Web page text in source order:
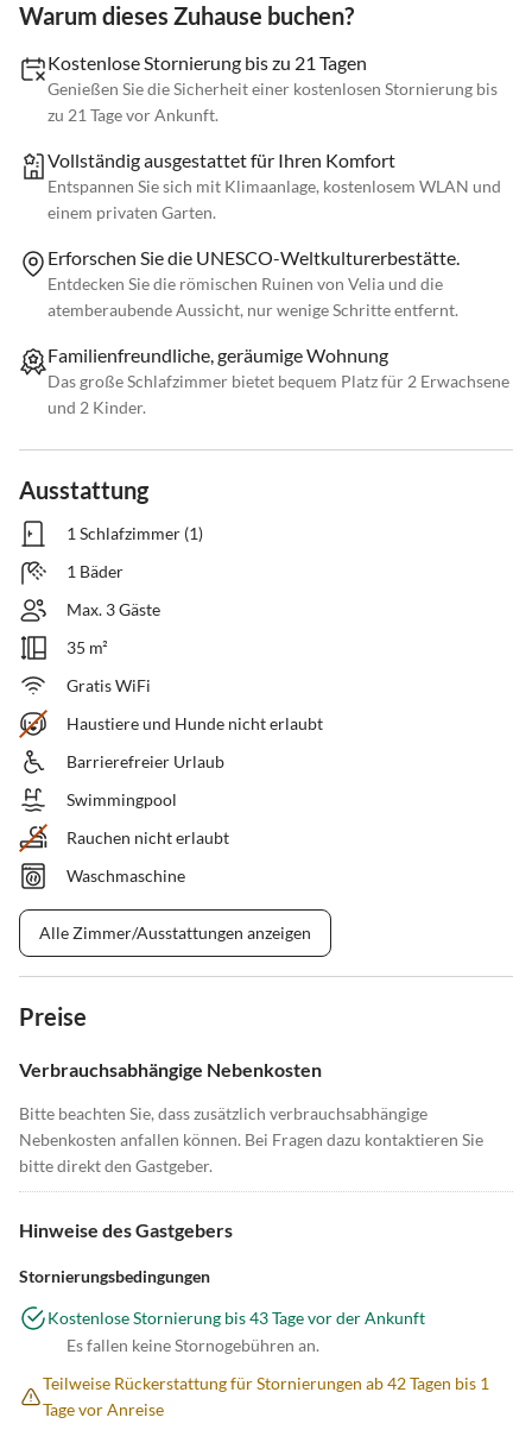
Warum dieses Zuhause buchen?
Kostenlose Stornierung bis zu 21 Tagen
Genießen Sie die Sicherheit einer kostenlosen Stornierung bis
zu 21 Tage vor Ankunft.
Vollständig ausgestattet für Ihren Komfort
Entspannen Sie sich mit Klimaanlage, kostenlosem WLAN und
einem privaten Garten.
Erforschen Sie die UNESCO-Weltkulturerbestätte.
Entdecken Sie die römischen Ruinen von Velia und die
atemberaubende Aussicht, nur wenige Schritte entfernt.
Familienfreundliche, geräumige Wohnung
Das große Schlafzimmer bietet bequem Platz für 2 Erwachsene
und 2 Kinder.
Ausstattung
1 Schlafzimmer (1)
1 Bäder
Max. 3 Gäste
35 m²
Gratis WiFi
Haustiere und Hunde nicht erlaubt
Barrierefreier Urlaub
Swimmingpool
Rauchen nicht erlaubt
Waschmaschine
Alle Zimmer/Ausstattungen anzeigen
Preise
Verbrauchsabhängige Nebenkosten
Bitte beachten Sie, dass zusätzlich verbrauchsabhängige
Nebenkosten anfallen können. Bei Fragen dazu kontaktieren Sie
bitte direkt den Gastgeber.
Hinweise des Gastgebers
Stornierungsbedingungen
Kostenlose Stornierung bis 43 Tage vor der Ankunft
Es fallen keine Stornogebühren an.
Teilweise Rückerstattung für Stornierungen ab 42 Tagen bis 1
Tage vor Anreise